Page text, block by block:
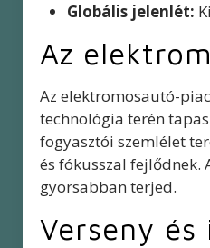
Globális jelenlét:
Az
Az elektromosautó-
technológia terén
fogyasztói szemlélet
és fókusszal fejlődnek.
gyorsabban terjed.
Verseny